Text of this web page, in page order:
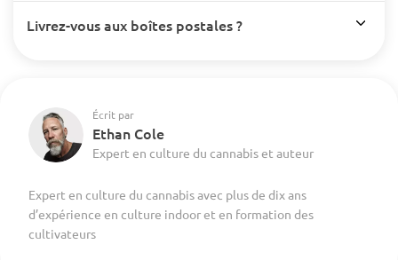
Livrez-vous aux boîtes postales ?
Écrit par
Ethan Cole
Expert en culture du cannabis et auteur
Expert en culture du cannabis avec plus de dix ans
d’expérience en culture indoor et en formation des
cultivateurs